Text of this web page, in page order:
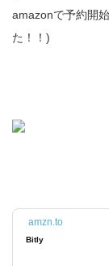
amazonで予約開
た！！)
amzn.to
Bitly